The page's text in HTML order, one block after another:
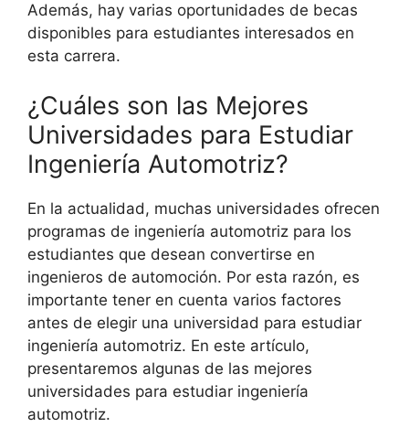
Además, hay varias oportunidades de becas
disponibles para estudiantes interesados en
esta carrera.
¿Cuáles son las Mejores
Universidades para Estudiar
Ingeniería Automotriz?
En la actualidad, muchas universidades ofrecen
programas de ingeniería automotriz para los
estudiantes que desean convertirse en
ingenieros de automoción. Por esta razón, es
importante tener en cuenta varios factores
antes de elegir una universidad para estudiar
ingeniería automotriz. En este artículo,
presentaremos algunas de las mejores
universidades para estudiar ingeniería
automotriz.